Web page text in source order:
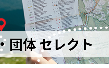
団体 セレクト